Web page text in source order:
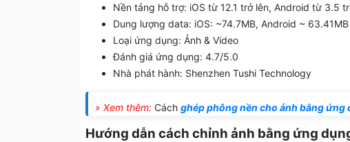
Nền tảng hỗ trợ: iOS từ 12.1 trở lên, Android từ 3.5
Dung lượng data: iOS: ~74.7MB, Android ~ 63.41MB
Loại ứng dụng: Ảnh & Video
Đánh giá ứng dụng: 4.7/5.0
Nhà phát hành: Shenzhen Tushi Technology
» Xem thêm: Cách ghép phông nền cho ảnh bằng ứng
Hướng dẫn cách chỉnh ảnh bằng ứng